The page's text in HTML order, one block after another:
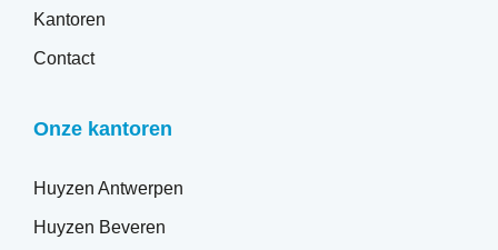
Kantoren
Contact
Onze kantoren
Huyzen Antwerpen
Huyzen Beveren